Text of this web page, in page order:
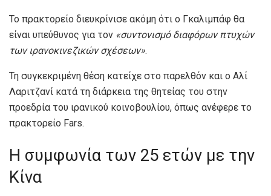
Το πρακτορείο διευκρίνισε ακόμη ότι ο Γκαλιμπάφ θα
είναι υπεύθυνος για τον «συντονισμό διαφόρων πτυχών
των ιρανοκινεζικών σχέσεων».
Τη συγκεκριμένη θέση κατείχε στο παρελθόν και ο Αλί
Λαριτζανί κατά τη διάρκεια της θητείας του στην
προεδρία του ιρανικού κοινοβουλίου, όπως ανέφερε το
πρακτορείο Fars.
Η συμφωνία των 25 ετών με την
Κίνα